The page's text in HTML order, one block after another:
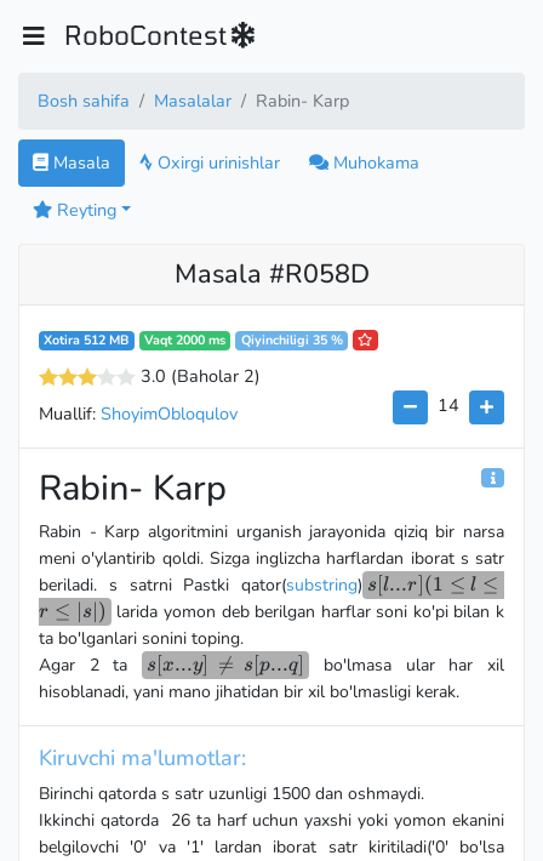
RoboContest
Bosh sahifa Masalalar Rabin- Karp
Masala Oxirgi urinishlar
Muhokama
Reyting
Masala #R058D
Xotira 512 MB Vaqt 2000 ms Qiyinchiligi 35 %
3.0 (Baholar 2)
14
Muallif: ShoyimObloqulov
Rabin- Karp
Rabin - Karp algoritmini urganish jarayonida qiziq bir narsa
meni o'ylantirib qoldi. Sizga inglizcha harflardan iborat s satr
beriladi. s satrni Pastki qator(substring) s[l...r]
(1
\leq r
\leq
\vert
s
s [l...r (1 ≤ l ≤
r ≤ s ) larida yomon deb berilgan harflar soni ko'pi bilan k
ta bo'lganlari sonini toping.
Agar 2 ta
s[x...y]
≠
s x...y] 
= s p...q
bo'lmasa ular har xil
hisoblanadi, yani mano jihatidan bir xil bo'lmasligi kerak.
Kiruvchi ma'lumotlar:
Birinchi qatorda s satr uzunligi 1500 dan oshmaydi.
Ikkinchi qatorda 26 ta harf uchun yaxshi yoki yomon ekanini
belgilovchi '0' va '1' lardan iborat satr kiritiladi('0' bo'lsa